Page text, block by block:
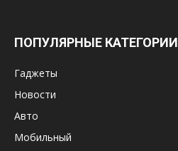
ПОПУЛЯРНЫЕ КАТЕГОРИИ
Гаджеты
Новости
Авто
Мобильный